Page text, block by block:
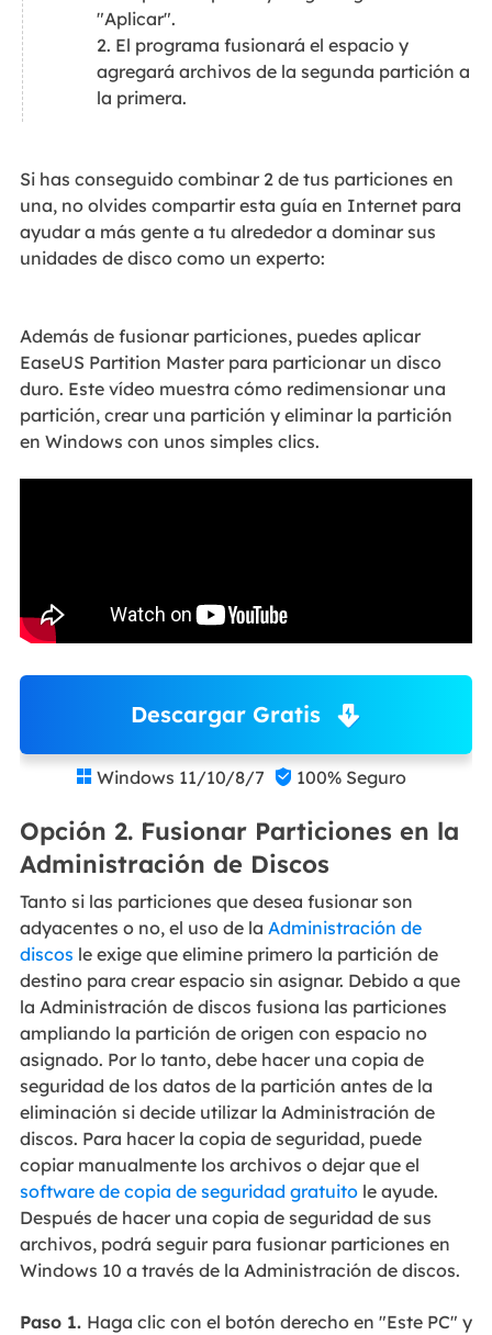
"Aplicar".
2. El programa fusionará el espacio y
agregará archivos de la segunda partición a
la primera.
Si has conseguido combinar 2 de tus particiones en
una, no olvides compartir esta guía en Internet para
ayudar a más gente a tu alrededor a dominar sus
unidades de disco como un experto:
Además de fusionar particiones, puedes aplicar
EaseUS Partition Master para particionar un disco
duro. Este vídeo muestra cómo redimensionar una
partición, crear una partición y eliminar la partición
en Windows con unos simples clics.
Descargar Gratis
 Windows 11/10/8/7  100% Seguro
Opción 2. Fusionar Particiones en la
Administración de Discos
Tanto si las particiones que desea fusionar son
adyacentes o no, el uso de la Administración de
discos le exige que elimine primero la partición de
destino para crear espacio sin asignar. Debido a que
la Administración de discos fusiona las particiones
ampliando la partición de origen con espacio no
asignado. Por lo tanto, debe hacer una copia de
seguridad de los datos de la partición antes de la
eliminación si decide utilizar la Administración de
discos. Para hacer la copia de seguridad, puede
copiar manualmente los archivos o dejar que el
software de copia de seguridad gratuitole ayude.
Después de hacer una copia de seguridad de sus
archivos, podrá seguir para fusionar particiones en
Windows 10 a través de la Administración de discos.
Paso 1. Haga clic con el botón derecho en "Este PC" y